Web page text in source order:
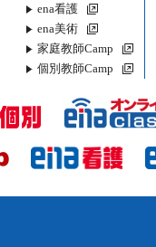
ena看護
ena美術
家庭教師Camp
個別教師Camp